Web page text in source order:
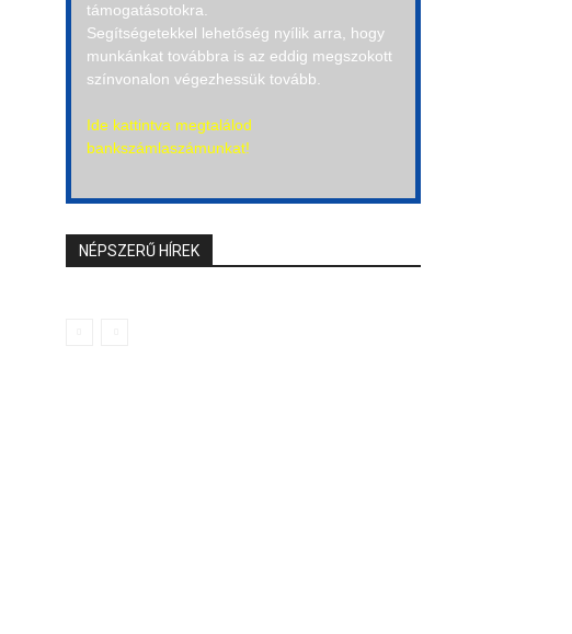
támogatásotokra.
Segítségetekkel lehetőség nyílik arra, hogy
munkánkat továbbra is az eddig megszokott
színvonalon végezhessük tovább.
Ide kattintva megtalálod
bankszámlaszámunkat!
NÉPSZERŰ HÍREK